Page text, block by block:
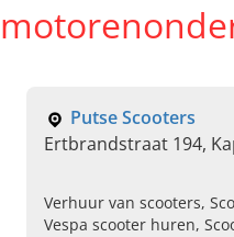
Putse Scooters
Ertbrandstraat 194,
Verhuur van scooters,
Vespa scooter huren,